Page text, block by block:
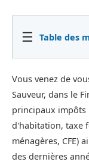
☰ Table des
Vous venez de
Sauveur, dans le
principaux impôts
d'habitation, taxe
ménagères, CFE)
des dernières